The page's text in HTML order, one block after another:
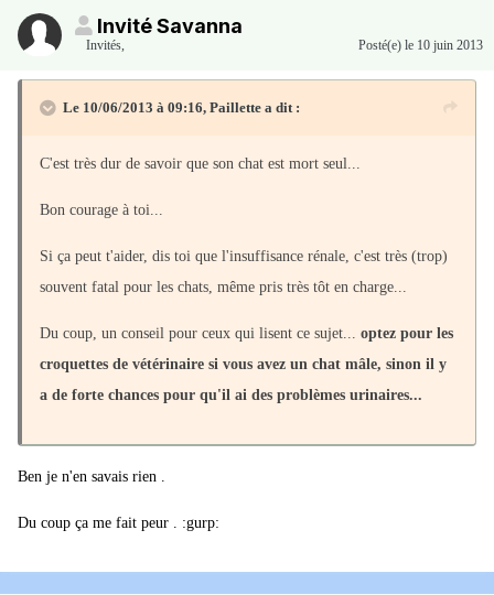
Invité Savanna
Invités, Posté(e) le 10 juin 2013
Le 10/06/2013 à 09:16, Paillette a dit :
C'est très dur de savoir que son chat est mort seul...
Bon courage à toi...
Si ça peut t'aider, dis toi que l'insuffisance rénale, c'est très (trop)
souvent fatal pour les chats, même pris très tôt en charge...
Du coup, un conseil pour ceux qui lisent ce sujet... optez pour les
croquettes de vétérinaire si vous avez un chat mâle, sinon il y
a de forte chances pour qu'il ai des problèmes urinaires...
Ben je n'en savais rien .
Du coup ça me fait peur . :gurp: